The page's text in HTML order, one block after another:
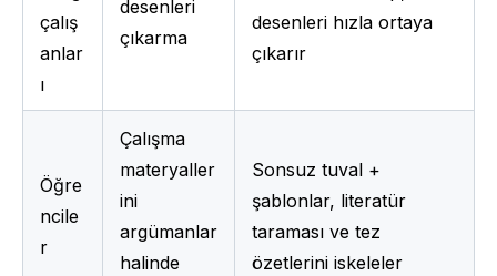
çalış
anlar
ı
desenleri
çıkarma
desenleri hızla ortaya
çıkarır
Öğre
ncile
r
Çalışma
materyaller
ini
argümanlar
halinde
Sonsuz tuval +
şablonlar, literatür
taraması ve tez
özetlerini iskeleler